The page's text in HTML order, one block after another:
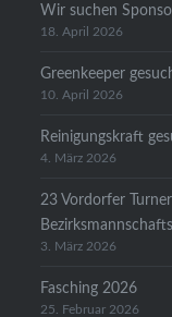
Wir suchen
18. April 2026
Greenkeeper
10. April 2026
Reinigungskraft
4. März 2026
23 Vordorfer
3. März 2026
Fasching 2026
25. Februar 2026